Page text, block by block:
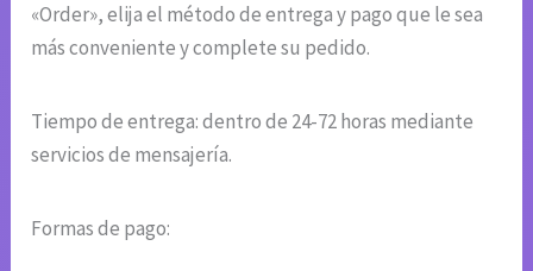
«Order», elija el método de entrega y pago que le sea
más conveniente y complete su pedido.
Tiempo de entrega: dentro de 24-72 horas mediante
servicios de mensajería.
Formas de pago: